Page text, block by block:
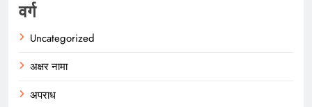
वर्ग
Uncategorized
अक्षर नामा
अपराध